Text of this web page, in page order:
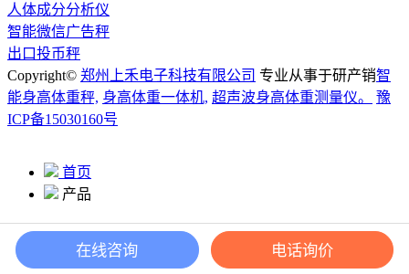
人体成分分析仪
智能微信广告秤
出口投币秤
Copyright© 郑州上禾电子科技有限公司 专业从事于研产销智
能身高体重秤, 身高体重一体机, 超声波身高体重测量仪。
豫
ICP备15030160号
首页
产品
电话询价
加微信咨询
在线咨询 电话询价